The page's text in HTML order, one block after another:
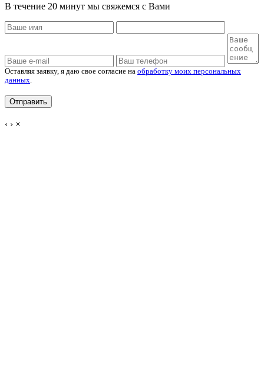
В течение 20 минут мы свяжемся с Вами
Оставляя заявку, я даю свое согласие на обработку моих персональных
данных.
‹ › ×